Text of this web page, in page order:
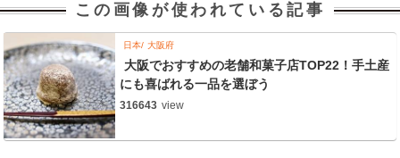
この画像が使われている記事
日本 大阪府
大阪でおすすめの老舗和菓子店TOP22！手土産
にも喜ばれる一品を選ぼう
316643 view